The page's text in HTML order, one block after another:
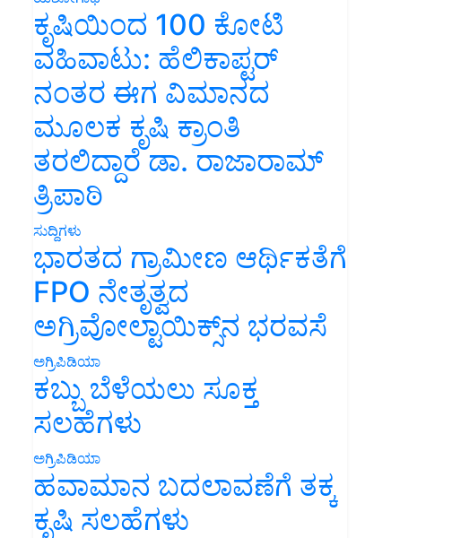
ಕೃಷಿಯಿಂದ 100 ಕೋಟಿ
ವಹಿವಾಟು: ಹೆಲಿಕಾಪ್ಟರ್
ನಂತರ ಈಗ ವಿಮಾನದ
ಮೂಲಕ ಕೃಷಿ ಕ್ರಾಂತಿ
ತರಲಿದ್ದಾರೆ ಡಾ. ರಾಜಾರಾಮ್
ತ್ರಿಪಾಠಿ
ಸುದ್ದಿಗಳು
ಭಾರತದ ಗ್ರಾಮೀಣ ಆರ್ಥಿಕತೆಗೆ
FPO ನೇತೃತ್ವದ
ಅಗ್ರಿವೋಲ್ಟಾಯಿಕ್ಸ್‌ನ ಭರವಸೆ
ಅಗ್ರಿಪಿಡಿಯಾ
ಕಬ್ಬು ಬೆಳೆಯಲು ಸೂಕ್ತ
ಸಲಹೆಗಳು
ಅಗ್ರಿಪಿಡಿಯಾ
ಹವಾಮಾನ ಬದಲಾವಣೆಗೆ ತಕ್ಕ
ಕೃಷಿ ಸಲಹೆಗಳು